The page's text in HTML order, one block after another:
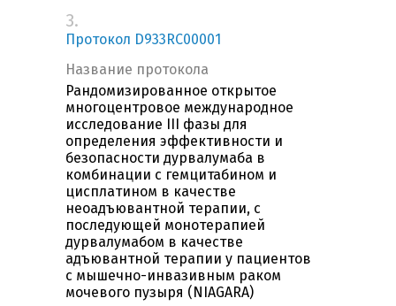
3.
Протокол D933RC00001
Название протокола
Рандомизированное открытое
многоцентровое международное
исследование III фазы для
определения эффективности и
безопасности дурвалумаба в
комбинации с гемцитабином и
цисплатином в качестве
неоадъювантной терапии, с
последующей монотерапией
дурвалумабом в качестве
адъювантной терапии у пациентов
с мышечно-инвазивным раком
мочевого пузыря (NIAGARA)